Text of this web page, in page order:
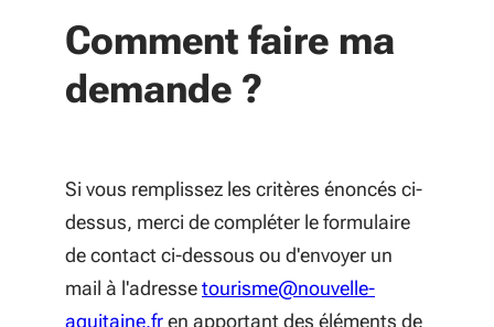
Comment faire ma
demande ?
​​​​​​Si vous remplissez les critères énoncés ci-
dessus, merci de compléter le formulaire
de contact ci-dessous ou d'envoyer un
mail à l'adressetourisme@nouvelle-
aquitaine.fren apportant des éléments de